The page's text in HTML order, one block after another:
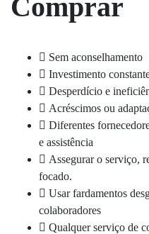
Comprar
Sem aconselhamento
Investimento
Desperdício e
Acréscimos ou
Diferentes
e assistência
Assegurar o serviço,
focado.
Usar fardamentos
colaboradores
Qualquer serviço de